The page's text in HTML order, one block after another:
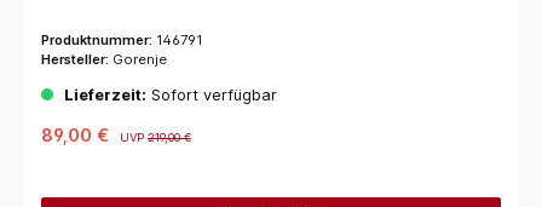
Produktnummer: 146791
Hersteller: Gorenje
Lieferzeit: Sofort verfügbar
89,00 € UVP219,00 €